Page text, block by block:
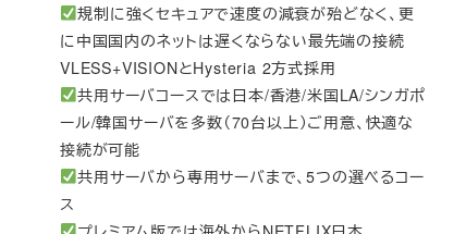
規制に強くセキュアで速度の減衰が殆どなく、更
に中国国内のネットは遅くならない最先端の接続
VLESS+VISIONとHysteria 2方式採用
共用サーバコースでは日本/香港/米国LA/シンガポ
ール/韓国サーバを多数（70台以上）ご用意、快適な
接続が可能
共用サーバから専用サーバまで、5つの選べるコー
ス